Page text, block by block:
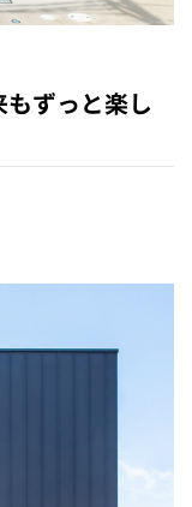
ずっと楽し